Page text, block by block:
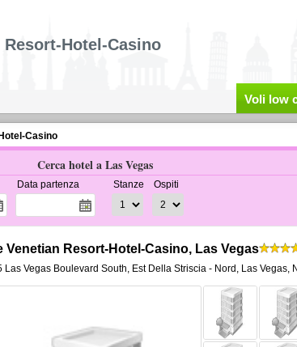
Resort-Hotel-Casino
Voli low
Casino
Cerca hotel a Las Vegas
Data partenza Stanze Ospiti
Venetian Resort-Hotel-Casino, Las Vegas
Las Vegas Boulevard South, Est Della Striscia - Nord, Las Vegas,